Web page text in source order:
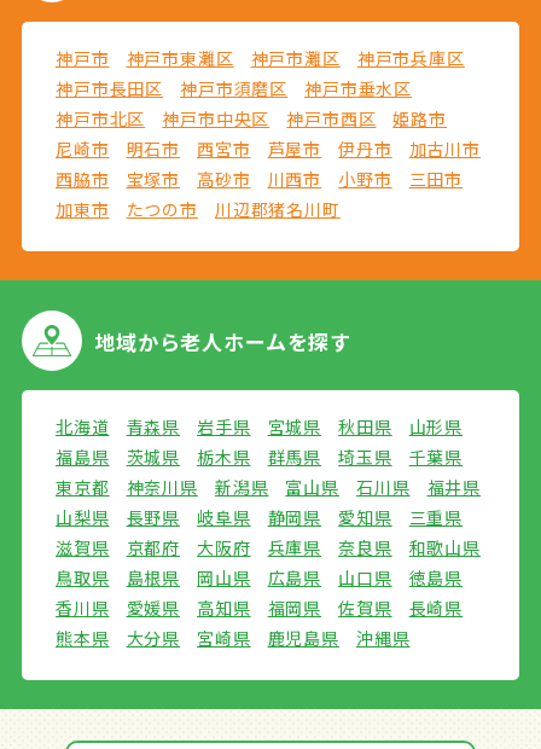
神戸市 神戸市東灘区 神戸市灘区
神戸市兵庫区
神戸市長田区
神戸市須磨区
神戸市垂水区
神戸市北区
神戸市中央区 神戸市西区
姫路市
尼崎市
明石市 西宮市 芦屋市 伊丹市
加古川市
西脇市
宝塚市 高砂市 川西市 小野市
三田市
加東市
たつの市 川辺郡猪名川町
地域から老人ホームを探す
北海道 青森県 岩手県 宮城県 秋田県
山形県
福島県
茨城県 栃木県 群馬県 埼玉県
千葉県
東京都
神奈川県 新潟県 富山県 石川県
福井県
山梨県
長野県 岐阜県 静岡県 愛知県
三重県
滋賀県
京都府 大阪府 兵庫県 奈良県
和歌山県
鳥取県
島根県 岡山県 広島県 山口県
徳島県
香川県
愛媛県 高知県 福岡県 佐賀県
長崎県
熊本県
大分県 宮崎県 鹿児島県 沖縄県